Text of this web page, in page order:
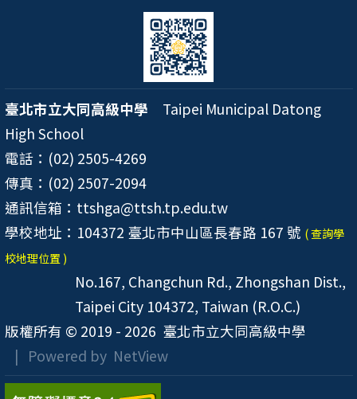
臺北市立大同高級中學 Taipei Municipal Datong
High School
電話：(02) 2505-4269
傳真：(02) 2507-2094
通訊信箱：ttshga@ttsh.tp.edu.tw
學校地址：104372 臺北市中山區長春路 167 號 ( 查詢學
校地理位置 )
No.167, Changchun Rd., Zhongshan Dist.,
Taipei City 104372, Taiwan (R.O.C.)
版權所有 © 2019 - 2026 臺北市立大同高級中學
| Powered by NetView